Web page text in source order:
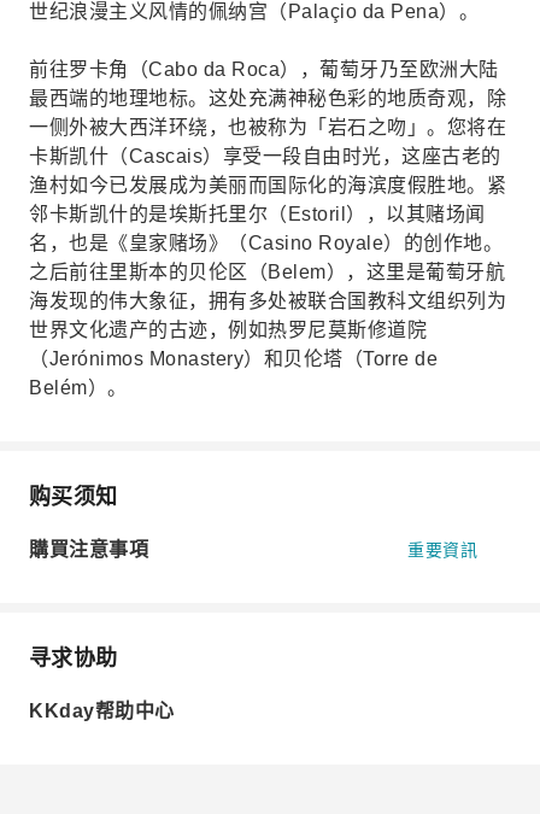
世纪浪漫主义风情的佩纳宫（Palaçio da Pena）。
前往罗卡角（Cabo da Roca），葡萄牙乃至欧洲大陆
最西端的地理地标。这处充满神秘色彩的地质奇观，除
一侧外被大西洋环绕，也被称为「岩石之吻」。您将在
卡斯凯什（Cascais）享受一段自由时光，这座古老的
渔村如今已发展成为美丽而国际化的海滨度假胜地。紧
邻卡斯凯什的是埃斯托里尔（Estoril），以其赌场闻
名，也是《皇家赌场》（Casino Royale）的创作地。
之后前往里斯本的贝伦区（Belem），这里是葡萄牙航
海发现的伟大象征，拥有多处被联合国教科文组织列为
世界文化遗产的古迹，例如热罗尼莫斯修道院
（Jerónimos Monastery）和贝伦塔（Torre de
Belém）。
购买须知
購買注意事項 重要資訊
寻求协助
KKday帮助中心